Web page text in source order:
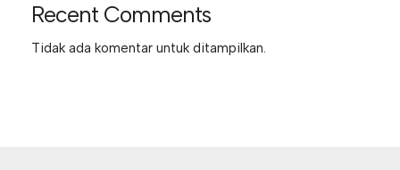
Recent Comments
Tidak ada komentar untuk ditampilkan.